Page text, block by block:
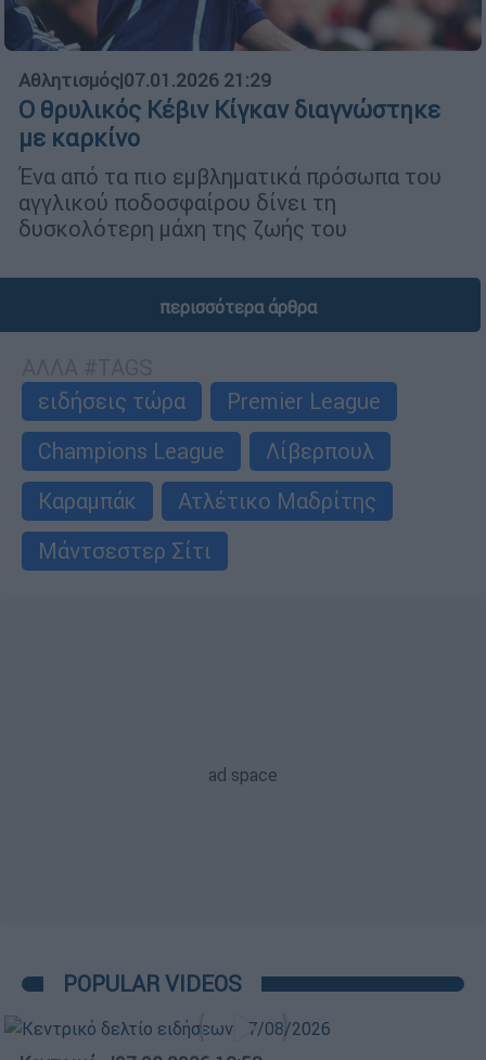
Αθλητισμός|07.01.2026 21:29
Ο θρυλικός Κέβιν Κίγκαν διαγνώστηκε
με καρκίνο
Ένα από τα πιο εμβληματικά πρόσωπα του
αγγλικού ποδοσφαίρου δίνει τη
δυσκολότερη μάχη της ζωής του
περισσότερα άρθρα
ειδήσεις τώρα
Premier League
Champions League
Λίβερπουλ
Καραμπάκ
Ατλέτικο Μαδρίτης
Μάντσεστερ Σίτι
POPULAR VIDEOS